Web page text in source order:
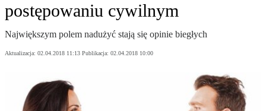
postępowaniu cywilnym
Największym polem nadużyć stają się opinie biegłych
Aktualizacja: 02.04.2018 11:13 Publikacja: 02.04.2018 10:00